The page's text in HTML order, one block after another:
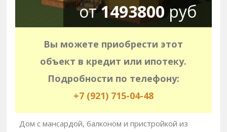
от1493800 руб
Вы можете приобрести этот
объект в кредит или ипотеку.
Подробности по телефону:
+7 (921) 715-04-48
Дом с мансардой, балконом и пристройкой из